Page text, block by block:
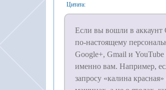
Цитата:
Если вы вошли в аккаунт
по-настоящему
Google+, Gmail и YouTube
именно вам. Например,
запросу «калина